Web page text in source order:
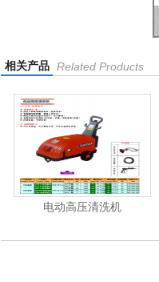
相关产品 Related Products
电动高压清洗机